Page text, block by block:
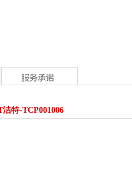
特-TCP001006